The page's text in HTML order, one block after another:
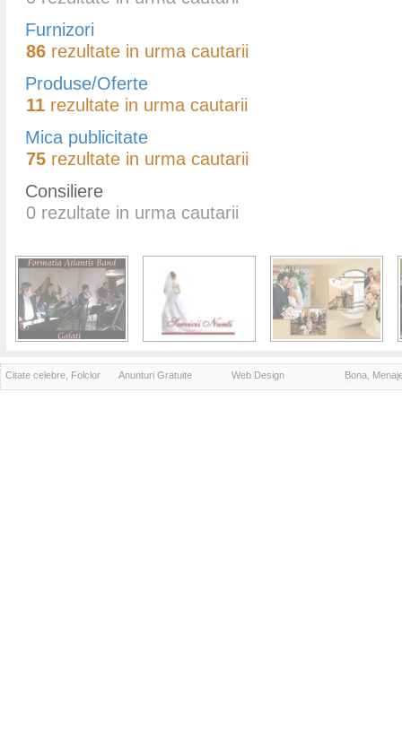
Furnizori
86 rezultate in urma cautarii
Produse/Oferte
11 rezultate in urma cautarii
Mica publicitate
75 rezultate in urma cautarii
Consiliere
0 rezultate in urma cautarii
Citate celebre, Folclor Anunturi Gratuite Web Design Bona,